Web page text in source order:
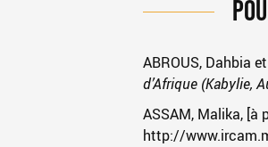
ABROUS, Dahbia
d’Afrique (Kabylie,
ASSAM, Malika, [à
http://